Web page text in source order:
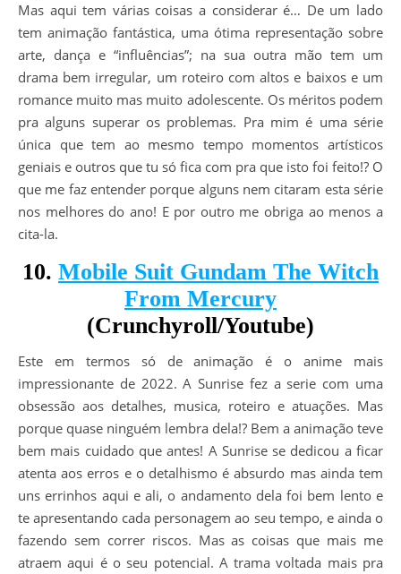
Mas aqui tem várias coisas a considerar é… De um lado
tem animação fantástica, uma ótima representação sobre
arte, dança e “influências”; na sua outra mão tem um
drama bem irregular, um roteiro com altos e baixos e um
romance muito mas muito adolescente. Os méritos podem
pra alguns superar os problemas. Pra mim é uma série
única que tem ao mesmo tempo momentos artísticos
geniais e outros que tu só fica com pra que isto foi feito!? O
que me faz entender porque alguns nem citaram esta série
nos melhores do ano! E por outro me obriga ao menos a
cita-la.
10. Mobile Suit Gundam The Witch
From Mercury
(Crunchyroll/Youtube)
Este em termos só de animação é o anime mais
impressionante de 2022. A Sunrise fez a serie com uma
obsessão aos detalhes, musica, roteiro e atuações. Mas
porque quase ninguém lembra dela!? Bem a animação teve
bem mais cuidado que antes! A Sunrise se dedicou a ficar
atenta aos erros e o detalhismo é absurdo mas ainda tem
uns errinhos aqui e ali, o andamento dela foi bem lento e
te apresentando cada personagem ao seu tempo, e ainda o
fazendo sem correr riscos. Mas as coisas que mais me
atraem aqui é o seu potencial. A trama voltada mais pra